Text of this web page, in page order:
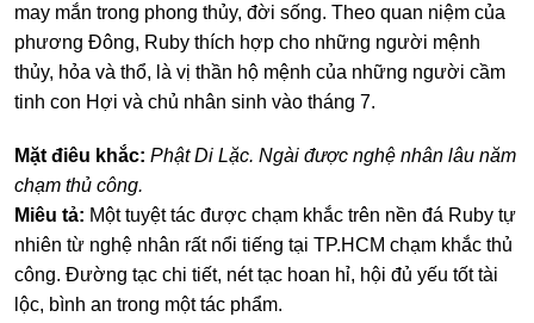
may mắn trong phong thủy, đời sống. Theo quan niệm của
phương Đông, Ruby thích hợp cho những người mệnh
thủy, hỏa và thổ, là vị thần hộ mệnh của những người cầm
tinh con Hợi và chủ nhân sinh vào tháng 7.
Mặt điêu khắc: Phật Di Lặc. Ngài được nghệ nhân lâu năm
chạm thủ công.
Miêu tả: Một tuyệt tác được chạm khắc trên nền đá Ruby tự
nhiên từ nghệ nhân rất nổi tiếng tại TP.HCM chạm khắc thủ
công. Đường tạc chi tiết, nét tạc hoan hỉ, hội đủ yếu tốt tài
lộc, bình an trong một tác phẩm.